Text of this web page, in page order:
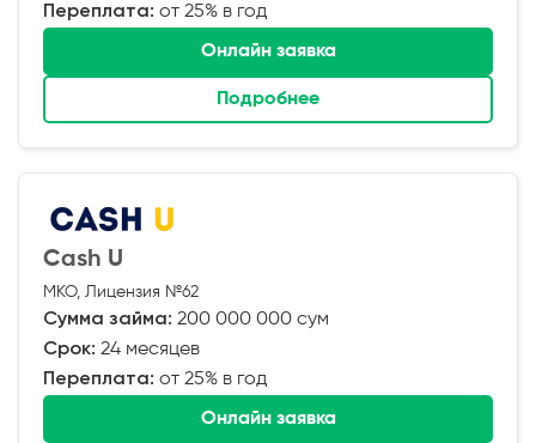
Переплата: от 25% в год
Онлайн заявка
Подробнее
Cash U
МКО, Лицензия №62
Сумма займа: 200 000 000 сум
Срок: 24 месяцев
Переплата: от 25% в год
Онлайн заявка